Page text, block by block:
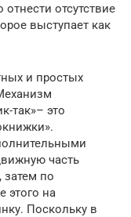
отсутствие
выступает как
и простых
так»– это
часть
затем по
этого на
Поскольку в